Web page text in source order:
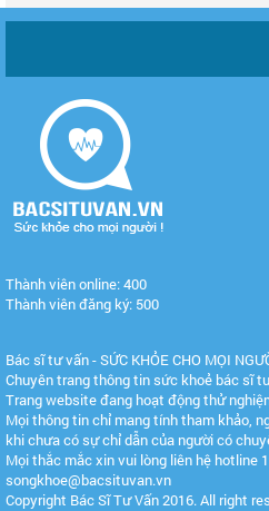
Thành viên online: 400
Thành viên đăng ký: 500
Bác sĩ tư vấn - SỨC KHỎE CHO MỌI
Chuyên trang thông tin sức khoẻ bác sĩ
Trang website đang hoạt động thử
Mọi thông tin chỉ mang tính tham khảo,
khi chưa có sự chỉ dẫn của người có
Mọi thắc mắc xin vui lòng liên hệ hotline
songkhoe@bacsituvan.vn
Copyright Bác Sĩ Tư Vấn 2016. All right